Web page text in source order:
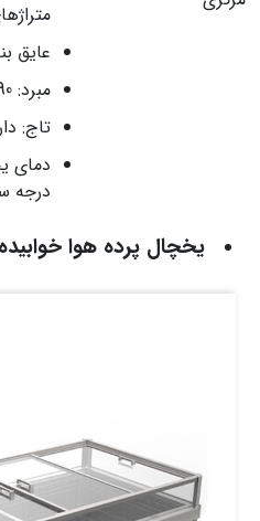
عایق
مبرد: R290
تاج:
درجه
یخچال پرده هوا